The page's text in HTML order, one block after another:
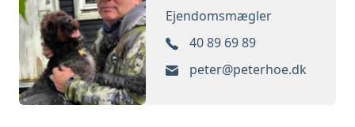
Ejendomsmægler
40 89 69 89
peter@peterhoe.dk